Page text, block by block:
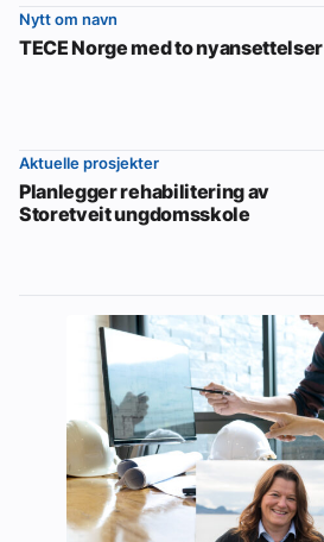
Nytt om navn
TECE Norge med to nyansettelser
Aktuelle prosjekter
Planlegger rehabilitering av
Storetveit ungdomsskole